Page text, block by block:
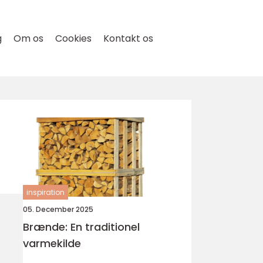
Om os Cookies Kontakt os
inspiration
05. December 2025
Brænde: En traditionel
varmekilde